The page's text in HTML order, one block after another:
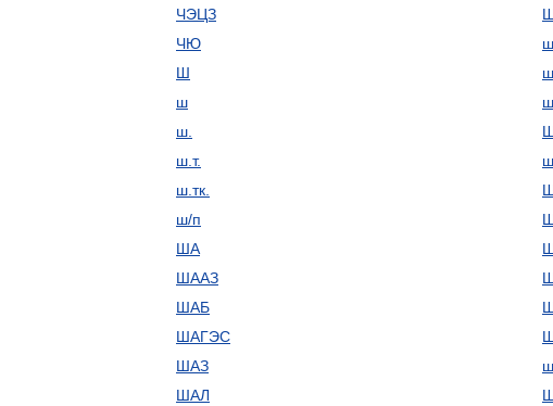
ЧЭЦЗ
ЧЮ
Ш
ш
ш.
ш.т.
ш.тк.
ш/п
ША
ШААЗ
ШАБ
ШАГЭС
ШАЗ
ШАЛ